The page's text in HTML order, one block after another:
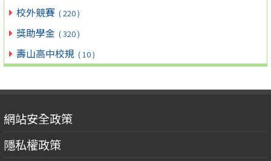
校外競賽 ( 220 )
獎助學金 ( 320 )
壽山高中校規 ( 10 )
網站安全政策
隱私權政策